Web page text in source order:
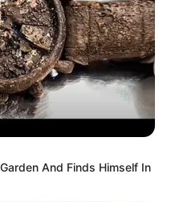
And Finds Himself In